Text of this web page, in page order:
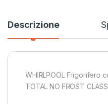
Descrizione
WHIRLPOOL Frigorifero
TOTAL NO FROST